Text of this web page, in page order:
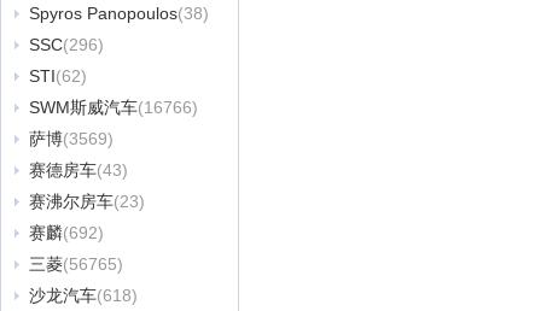
Spyros Panopoulos(38)
SSC(296)
STI(62)
SWM斯威汽车(16766)
萨博(3569)
赛德房车(43)
赛沸尔房车(23)
赛麟(692)
三菱(56765)
沙龙汽车(618)